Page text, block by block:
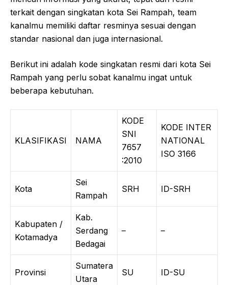
terkait dengan singkatan kota Sei Rampah, team
kanalmu memiliki daftar resminya sesuai dengan
standar nasional dan juga internasional.
Berikut ini adalah kode singkatan resmi dari kota Sei
Rampah yang perlu sobat kanalmu ingat untuk
beberapa kebutuhan.
KLASIFIKASI NAMA
KODE
SNI
7657
:2010
KODE INTER
NATIONAL
ISO 3166
Kota
Sei
Rampah
SRH ID-SRH
Kabupaten /
Kotamadya
Kab.
Serdang
Bedagai
– –
Provinsi
Sumatera
Utara
SU ID-SU